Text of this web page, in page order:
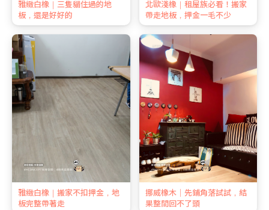
雅緻白橡｜三隻貓住過的地
板，還是好好的
北歐淺橡｜租屋族必看！搬家
帶走地板，押金一毛不少
雅緻白橡｜搬家不扣押金，地
板完整帶著走
挪威橡木｜先鋪角落試試，結
果整間回不了頭